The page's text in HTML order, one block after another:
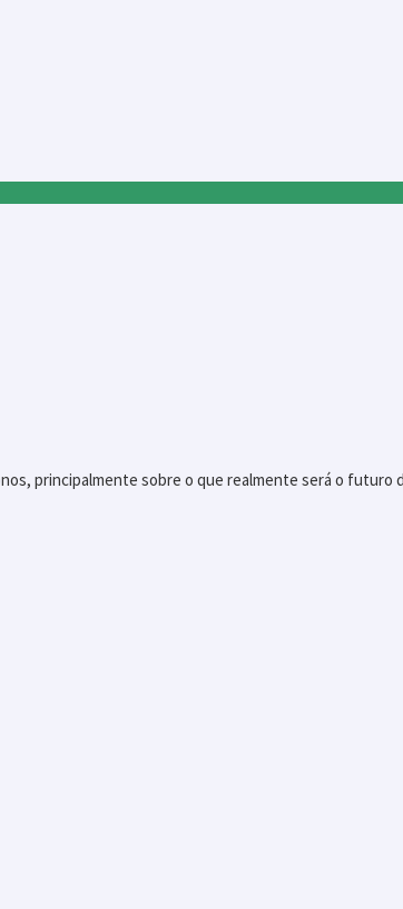
principalmente sobre o que realmente será o